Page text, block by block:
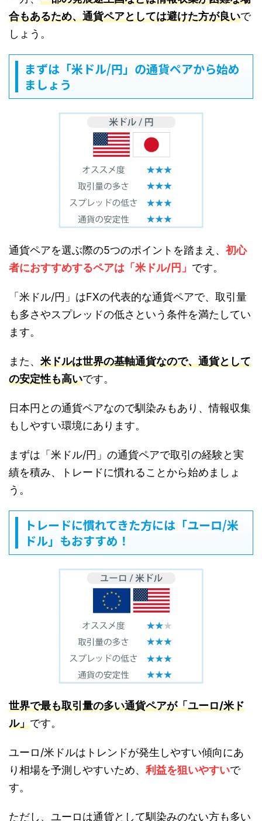
合もあるため、通貨ペアとしては避けた方が良いで
しょう。
まずは「米ドル/円」の通貨ペアから始め
ましょう
通貨ペアを選ぶ際の5つのポイントを踏まえ、 初心
者におすすめするペアは「米ドル/円」 です。
「米ドル/円」はFXの代表的な通貨ペアで、取引量
も多さやスプレッドの低さという条件を満たしてい
ます。
また、 米ドルは世界の基軸通貨なので、通貨として
の安定性も高いです。
日本円との通貨ペアなので馴染みもあり、情報収集
もしやすい環境にあります。
まずは「米ドル/円」の通貨ペアで取引の経験と実
績を積み、トレードに慣れることから始めましょ
う。
トレードに慣れてきた方には「ユーロ/米
ドル」もおすすめ！
世界で最も取引量の多い通貨ペアが「ユーロ/米ド
ル」です。
ユーロ/米ドルはトレンドが発生しやすい傾向にあ
り相場を予測しやすいため、 利益を狙いやすいで
す。
ただし、ユーロは通貨として馴染みのない方も多い